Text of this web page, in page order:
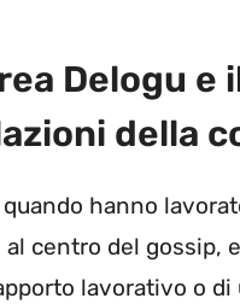
Delogu e
della
quando hanno
al centro del gossip,
lavorativo o di